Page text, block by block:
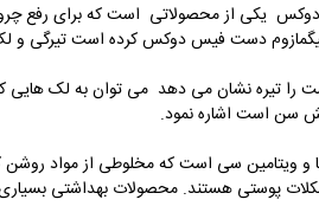
یکی از محصولاتی است که برای رفع چروک
پیگمازوم دست فیس دوکس کرده است تیرگی
تیره نشان می دهد می توان به لک هایی
سن است اشاره نمود.
و ویتامین سی است که مخلوطی از
پوستی هستند. محصولات بهداشتی